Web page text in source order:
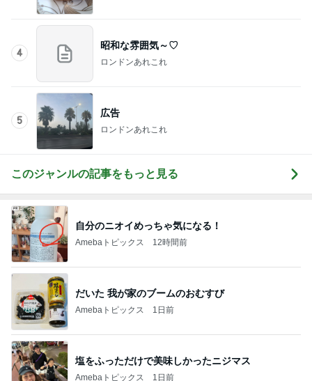
4
昭和な雰囲気～♡
ロンドンあれこれ
5
広告
ロンドンあれこれ
このジャンルの記事をもっと見る
自分のニオイめっちゃ気になる！
Amebaトピックス 12時間前
だいた 我が家のブームのおむすび
Amebaトピックス 1日前
塩をふっただけで美味しかったニジマス
Amebaトピックス 1日前